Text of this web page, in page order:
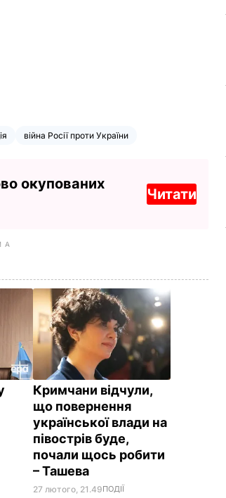
війна Росії проти України
окупованих
Читати
Кримчани відчули,
що повернення
української влади на
півострів буде,
почали щось робити
– Ташева
27 лютого, 21.49ПОДІЇ